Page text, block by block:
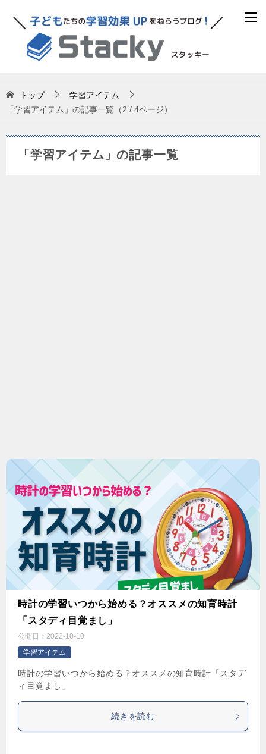
トップ
学習アイテム
「学習アイテム」の記事一覧（2 / 4ページ）
「学習アイテム」の記事一覧
時計の学習いつから始める？オススメの知育時計
「スタディ目覚まし」
公開日： 2022-10-10
学習アイテム
時計の学習いつから始める？オススメの知育時計「スタデ
ィ目覚まし」
続きを読む